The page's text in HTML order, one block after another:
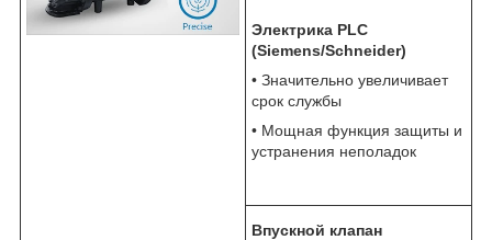
Электрика PLC
(Siemens/Schneider)
• Значительно увеличивает
срок службы
• Мощная функция защиты и
устранения неполадок
Впускной клапан